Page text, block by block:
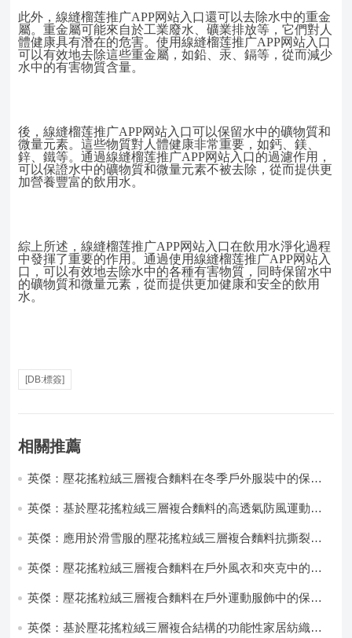
此外，線縫榴莲推广APP网站入口還可以去除水中的重金
屬。重金屬可能來自於工業廢水、礦業排放等，它們對人
體健康具有潛在的危害。使用線縫榴莲推广APP网站入口
可以有效地去除這些重金屬，如鉛、汞、鎘等，從而減少
水中的有害物質含量。
後，線縫榴莲推广APP网站入口可以保留水中的礦物質和
微量元素。這些物質對人體健康非常重要，如鈣、鎂、
鋅、鐵等。通過線縫榴莲推广APP网站入口的過濾作用，
可以保證水中的礦物質和微量元素不被去除，從而提供更
加營養豐富的飲用水。
綜上所述，線縫榴莲推广APP网站入口在飲用水淨化過程
中發揮了重要的作用。通過使用線縫榴莲推广APP网站入
口，可以有效地去除水中的各種有害物質，同時保留水中
的礦物質和微量元素，從而提供更加健康和安全的飲用
水。
[DB:標簽]
相關推薦
英傑：壓花搖粒絨三層複合麵料在冬季戶外服裝中的保暖
英傑：基於壓花搖粒絨三層複合麵料的高透氣防風運動服
英傑：應用於滑雪服的壓花搖粒絨三層複合麵料抗撕裂與
英傑：壓花搖粒絨三層複合麵料在戶外風衣和夾克中的應
英傑：壓花搖粒絨三層複合麵料在戶外運動服飾中的保暖
英傑：基於壓花搖粒絨三層複合結構的功能性家居紡織品